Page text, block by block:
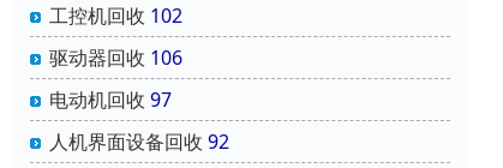
工控机回收 102
驱动器回收 106
电动机回收 97
人机界面设备回收 92